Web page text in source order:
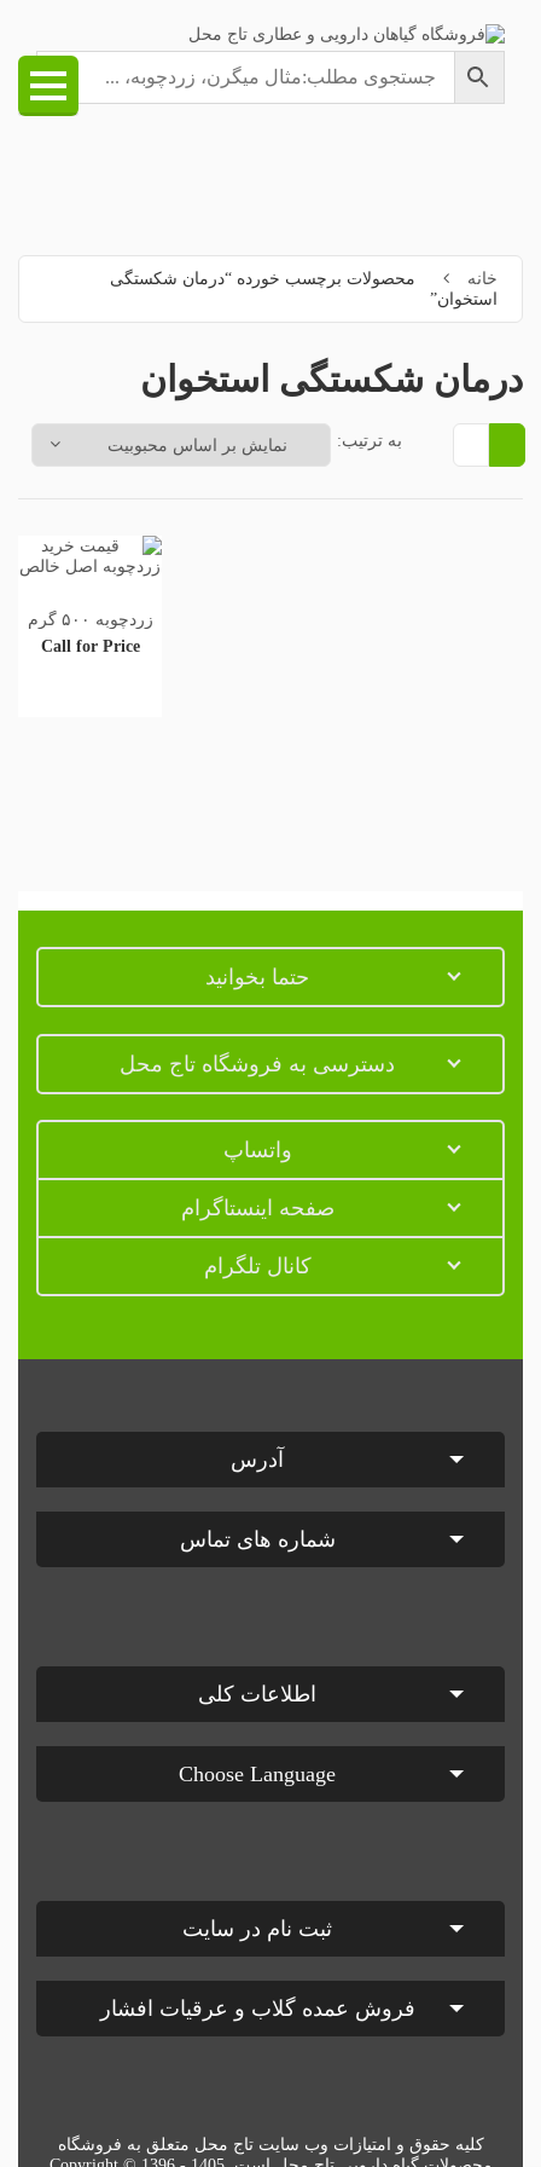
خانه
محصولات برچسب خورده “درمان شکستگی
استخوان”
درمان شکستگی استخوان
به ترتیب:
زردچوبه ۵۰۰ گرم
Call for Price
حتما بخوانید
دسترسی به فروشگاه تاج محل
واتساپ
صفحه اینستاگرام
کانال تلگرام
آدرس
شماره های تماس
اطلاعات کلی
Choose Language
ثبت نام در سایت
فروش عمده گلاب و عرقیات افشار
کلیه حقوق و امتیازات وب سایت تاج محل متعلق به فروشگاه